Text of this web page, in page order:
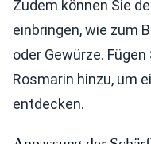
Zudem können Sie
einbringen, wie zum
oder Gewürze.
Rosmarin hinzu, um
entdecken.